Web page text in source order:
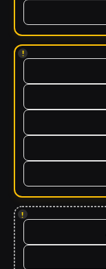
!
!